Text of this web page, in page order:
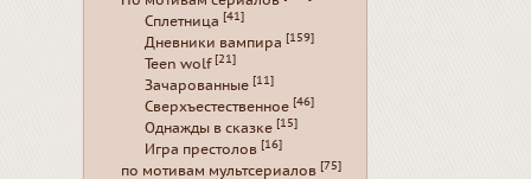
Сплетница [41]
Дневники вампира [159]
Teen wolf [21]
Зачарованные [11]
Сверхъестественное [46]
Однажды в сказке [15]
Игра престолов [16]
по мотивам мультсериалов [75]